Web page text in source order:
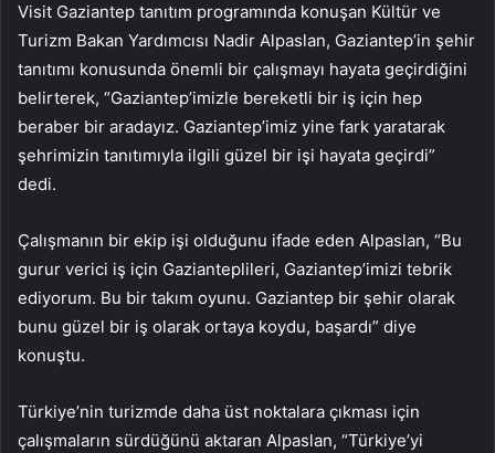
Visit Gaziantep tanıtım programında konuşan Kültür ve
Turizm Bakan Yardımcısı Nadir Alpaslan, Gaziantep’in şehir
tanıtımı konusunda önemli bir çalışmayı hayata geçirdiğini
belirterek, “Gaziantep’imizle bereketli bir iş için hep
beraber bir aradayız. Gaziantep’imiz yine fark yaratarak
şehrimizin tanıtımıyla ilgili güzel bir işi hayata geçirdi”
dedi.
Çalışmanın bir ekip işi olduğunu ifade eden Alpaslan, “Bu
gurur verici iş için Gazianteplileri, Gaziantep’imizi tebrik
ediyorum. Bu bir takım oyunu. Gaziantep bir şehir olarak
bunu güzel bir iş olarak ortaya koydu, başardı” diye
konuştu.
Türkiye’nin turizmde daha üst noktalara çıkması için
çalışmaların sürdüğünü aktaran Alpaslan, “Türkiye’yi